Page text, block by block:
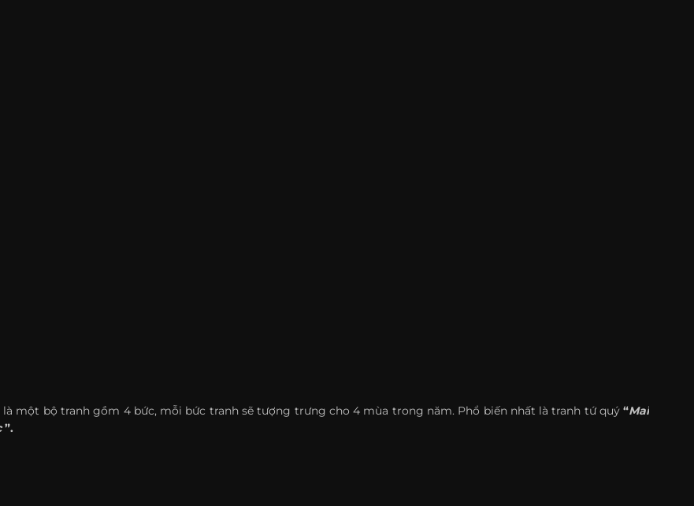
là một bộ tranh gồm 4 bức, mỗi bức tranh sẽ tượng trưng cho 4 mùa trong năm. Phổ biến nhất là tranh tứ quý“Mai
”.